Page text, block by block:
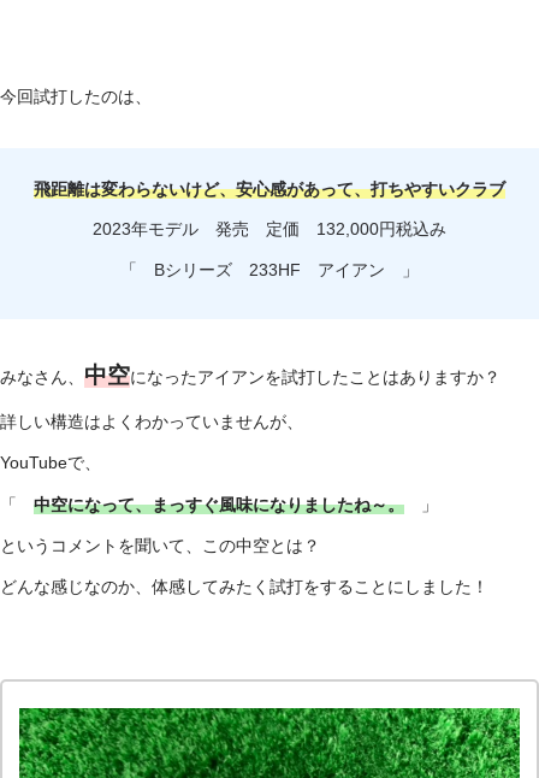
今回試打したのは、
飛距離は変わらないけど、安心感があって、打ちやすいクラブ
2023年モデル 発売 定価 132,000円税込み
「 Bシリーズ 233HF アイアン 」
みなさん、 中空になったアイアンを試打したことはありますか？
詳しい構造はよくわかっていませんが、
YouTubeで、
「 中空になって、まっすぐ風味になりましたね～。 」
というコメントを聞いて、この中空とは？
どんな感じなのか、体感してみたく試打をすることにしました！